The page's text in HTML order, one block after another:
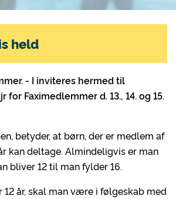
- I inviteres hermed til
Faximedlemmer d. 13., 14. og 15.
betyder, at børn, der er medlem af
kan deltage. Almindeligvis er man
bliver 12 til man fylder 16.
12 år, skal man være i følgeskab med
held